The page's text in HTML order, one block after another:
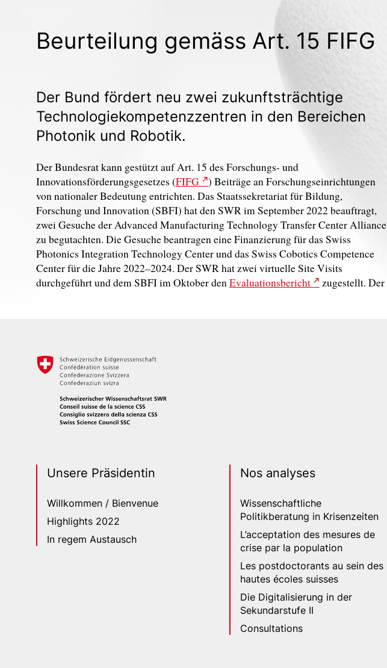
Beurteilung gemäss Art. 15 FIFG
Der Bund fördert neu zwei zukunftsträchtige
Technologiekompetenzzentren in den Bereichen
Photonik und Robotik.
Der Bundesrat kann gestützt auf Art. 15 des Forschungs- und
Innovationsförderungsgesetzes (FIFG
) Beiträge an Forschungseinrichtungen
von nationaler Bedeutung entrichten. Das Staatssekretariat für Bildung,
Forschung und Innovation (SBFI) hat den SWR im September 2022 beauftragt,
zwei Gesuche der Advanced Manufacturing Technology Transfer Center Alliance
zu begutachten. Die Gesuche beantragen eine Finanzierung für das Swiss
Photonics Integration Technology Center und das Swiss Cobotics Competence
Center für die Jahre 2022–2024. Der SWR hat zwei virtuelle Site Visits
durchgeführt und dem SBFI im Oktober den Evaluationsbericht zugestellt. Der
Unsere Präsidentin
Willkommen / Bienvenue
Highlights 2022
In regem Austausch
Nos analyses
Wissenschaftliche
Politikberatung in Krisenzeiten
L’acceptation des mesures de
crise par la population
Les postdoctorants au sein des
hautes écoles suisses
Die Digitalisierung in der
Sekundarstufe II
Consultations